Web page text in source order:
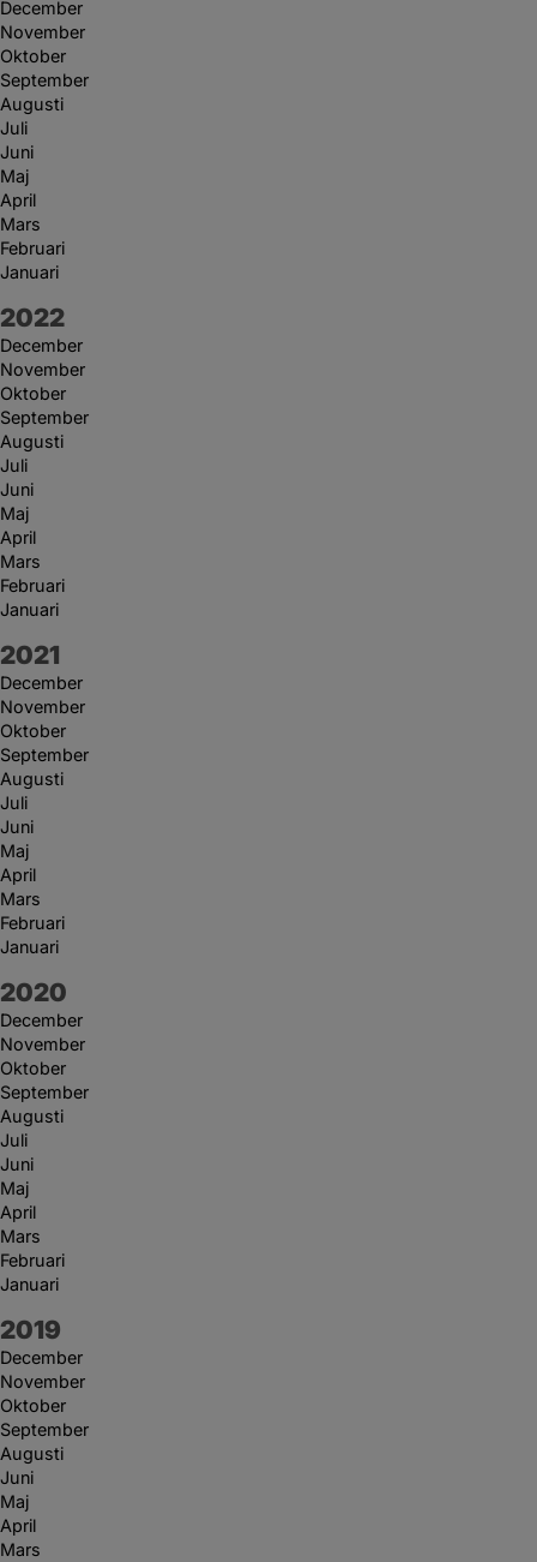
December
November
Oktober
September
Augusti
Juli
Juni
Maj
April
Mars
Februari
Januari
År:
2022
December
November
Oktober
September
Augusti
Juli
Juni
Maj
April
Mars
Februari
Januari
År:
2021
December
November
Oktober
September
Augusti
Juli
Juni
Maj
April
Mars
Februari
Januari
År:
2020
December
November
Oktober
September
Augusti
Juli
Juni
Maj
April
Mars
Februari
Januari
År:
2019
December
November
Oktober
September
Augusti
Juni
Maj
April
Mars